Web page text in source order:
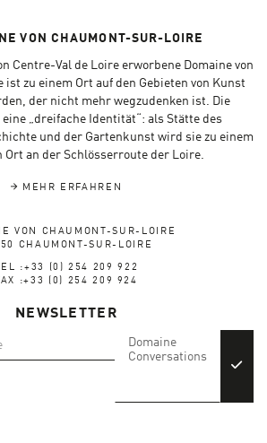
VON CHAUMONT-SUR-LOIRE
Centre-Val de Loire erworbene Domaine von
zu einem Ort auf den Gebieten von Kunst
der nicht mehr wegzudenken ist. Die
eine „dreifache Identität“: als Stätte des
und der Gartenkunst wird sie zu einem
Ort an der Schlösserroute der Loire.
MEHR ERFAHREN
VON CHAUMONT-SUR-LOIRE
CHAUMONT-SUR-LOIRE
TEL :+33 (0) 254 209 922
:+33 (0) 254 209 924
NEWSLETTER